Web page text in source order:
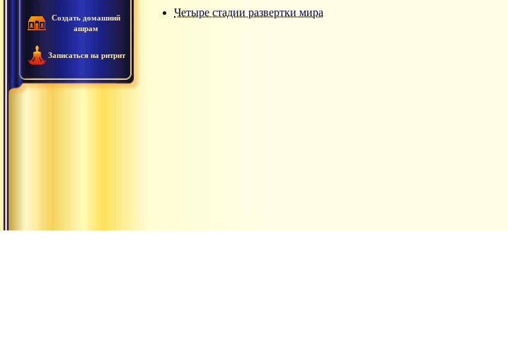
Создать домашний
ашрам
Записаться на ритрит
Четыре стадии развертки мира